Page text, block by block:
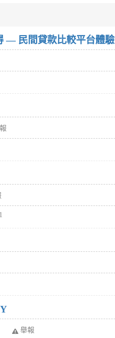
— 民間貸款比較平台體驗
1
舉報